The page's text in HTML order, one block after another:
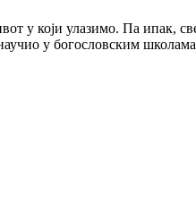
у који улазимо. Па ипак,
у богословским